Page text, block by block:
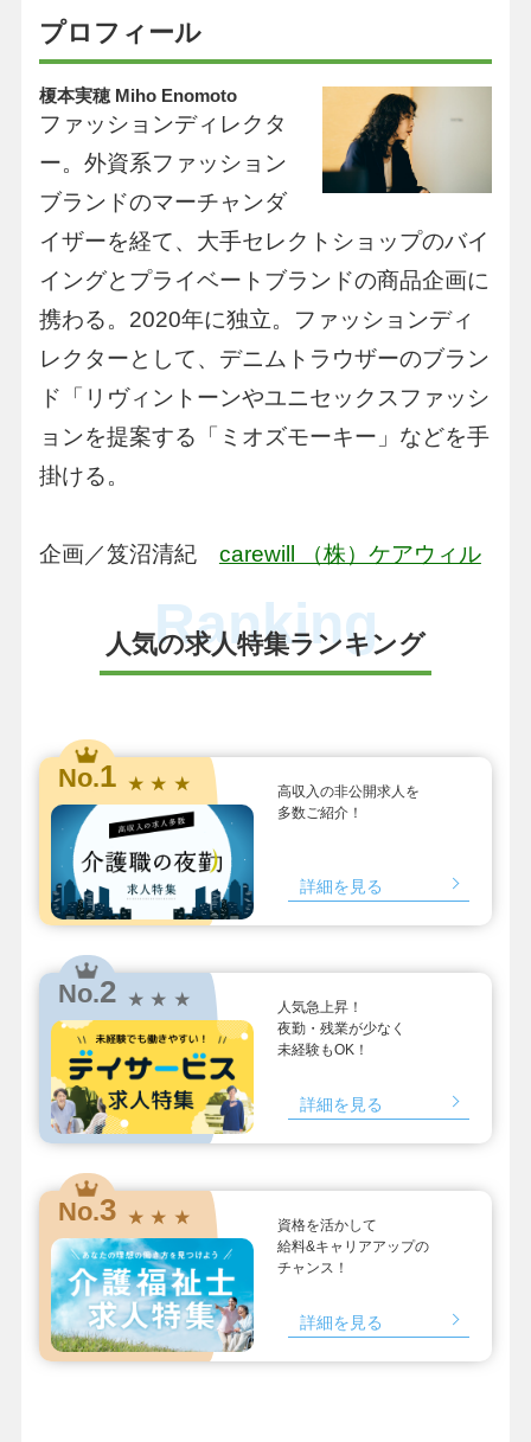
プロフィール
榎本実穂 Miho Enomoto
ファッションディレクタ
ー。外資系ファッション
ブランドのマーチャンダ
イザーを経て、大手セレクトショップのバイ
イングとプライベートブランドの商品企画に
携わる。2020年に独立。ファッションディ
レクターとして、デニムトラウザーのブラン
ド「リヴィントーンやユニセックスファッシ
ョンを提案する「ミオズモーキー」などを手
掛ける。
企画／笈沼清紀 carewill （株）ケアウィル
人気の求人特集ランキング
Ranking
No.1 ★ ★ ★
高収入の非公開求人を
多数ご紹介！
詳細を見る
No.2 ★ ★ ★
人気急上昇！
夜勤・残業が少なく
未経験もOK！
詳細を見る
No.3 ★ ★ ★
資格を活かして
給料&キャリアアップの
チャンス！
詳細を見る